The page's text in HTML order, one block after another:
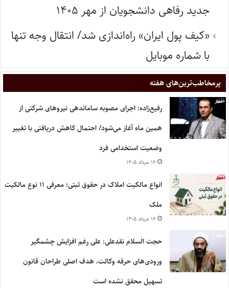
جدید رفاهی دانشجویان از مهر ۱۴۰۵
«کیف پول ایران» راه‌اندازی شد/ انتقال وجه تنها
با شماره موبایل
پر‌مخاطب‌ترین‌های هفته
رفیع‌زاده: اجرای مصوبه ساماندهی نیروهای شرکتی از
همین ماه آغاز می‌شود/ احتمال کاهش دریافتی با تغییر
وضعیت استخدامی فرد
۱۲ مرداد ۱۴۰۵
انواع مالکیت املاک در حقوق ثبتی؛ معرفی ۱۱ نوع مالکیت
ملک
۱۲ مرداد ۱۴۰۵
حجت السلام نقدعلی: علی رغم افزایش چشمگیر
ورودی‌های حرفه وکالت، هدف اصلی طراحان قانون
تسهیل محقق نشده است